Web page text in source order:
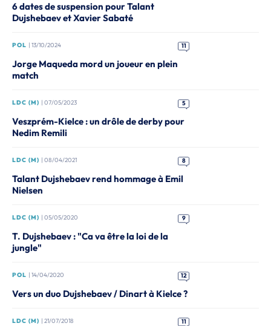
6 dates de suspension pour Talant
Dujshebaev et Xavier Sabaté
POL | 13/10/2024 11
Jorge Maqueda mord un joueur en plein
match
LDC (M) | 07/05/2023 5
Veszprém-Kielce : un drôle de derby pour
Nedim Remili
LDC (M) | 08/04/2021 8
Talant Dujshebaev rend hommage à Emil
Nielsen
LDC (M) | 05/05/2020 9
T. Dujshebaev : "Ca va être la loi de la
jungle"
POL | 14/04/2020 12
Vers un duo Dujshebaev / Dinart à Kielce ?
LDC (M) | 21/07/2018 11